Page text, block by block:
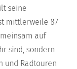
seine
mittlerweile 87
auf
sind, sondern
und Radtouren